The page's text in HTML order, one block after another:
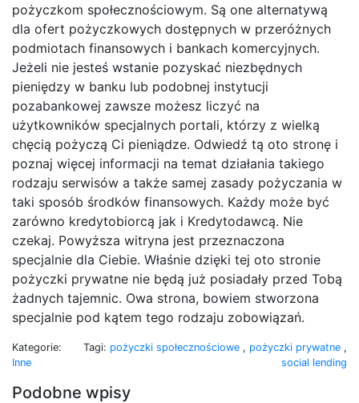
pożyczkom społecznościowym. Są one alternatywą
dla ofert pożyczkowych dostępnych w przeróżnych
podmiotach finansowych i bankach komercyjnych.
Jeżeli nie jesteś wstanie pozyskać niezbędnych
pieniędzy w banku lub podobnej instytucji
pozabankowej zawsze możesz liczyć na
użytkowników specjalnych portali, którzy z wielką
chęcią pożyczą Ci pieniądze. Odwiedź tą oto stronę i
poznaj więcej informacji na temat działania takiego
rodzaju serwisów a także samej zasady pożyczania w
taki sposób środków finansowych. Każdy może być
zarówno kredytobiorcą jak i Kredytodawcą. Nie
czekaj. Powyższa witryna jest przeznaczona
specjalnie dla Ciebie. Właśnie dzięki tej oto stronie
pożyczki prywatne nie będą już posiadały przed Tobą
żadnych tajemnic. Owa strona, bowiem stworzona
specjalnie pod kątem tego rodzaju zobowiązań.
Kategorie:
Inne
Tagi: pożyczki społecznościowe , pożyczki prywatne ,
social lending
Podobne wpisy